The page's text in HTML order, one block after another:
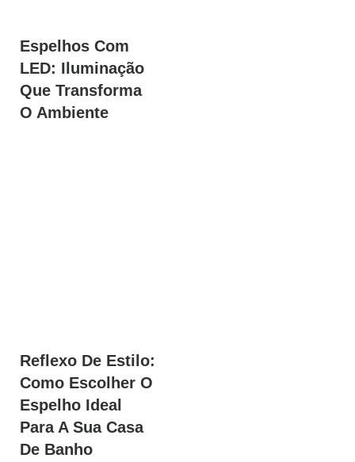
Espelhos Com
LED: Iluminação
Que Transforma
O Ambiente
Reflexo De Estilo:
Como Escolher O
Espelho Ideal
Para A Sua Casa
De Banho